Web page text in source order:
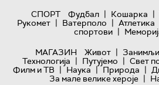
СПОРТ
Фудбал | Кошарка |
Рукомет | Ватерполо | Атлетика
спортови |
МАГАЗИН
Живот |
Технологијa | Путујемо | Свет
Филм и ТВ | Наука | Природа |
За мале велике хероје |